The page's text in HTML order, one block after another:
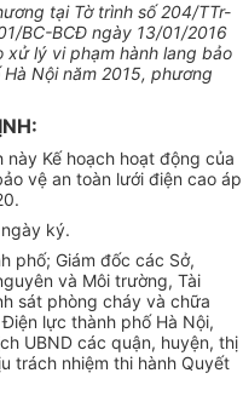
tại Tờ trình số 204/TTr-
BC-BCĐ ngày 13/01/2016
xử lý vi phạm hành lang bảo
Nội năm 2015, phương
này Kế hoạch hoạt động của
vệ an toàn lưới điện cao áp
ký.
phố; Giám đốc các Sở,
và Môi trường, Tài
sát phòng cháy và chữa
lực thành phố Hà Nội,
UBND các quận, huyện, thị
trách nhiệm thi hành Quyết